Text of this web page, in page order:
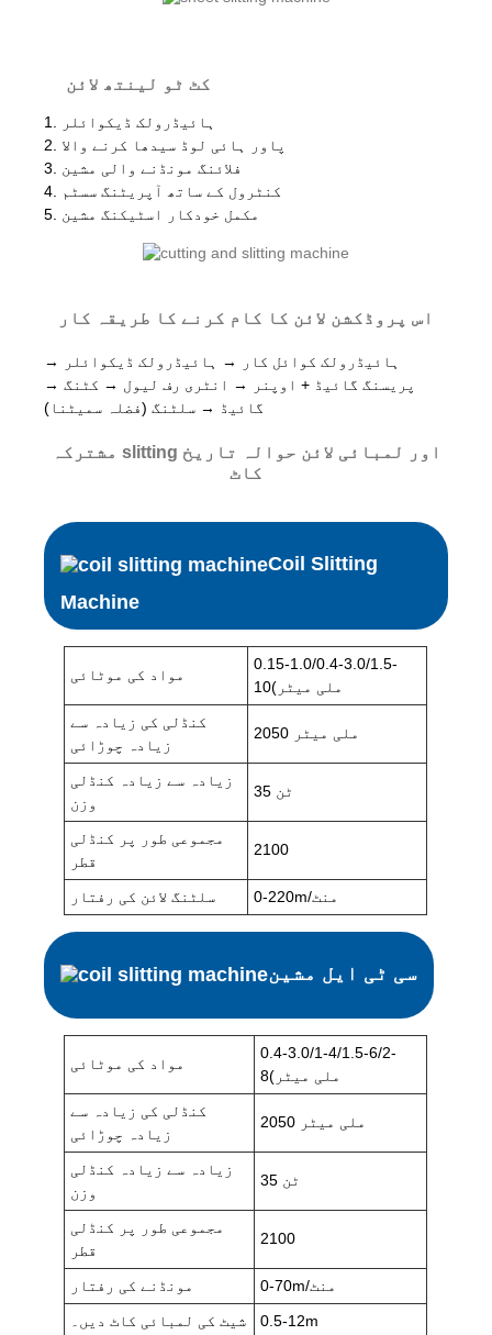
کٹ ٹو لینتھ لائن
1. ہائیڈرولک ڈیکوائلر
2. پاور ہائی لوڈ سیدھا کرنے والا
3. فلائنگ مونڈنے والی مشین
5. مکمل خودکار اسٹیکنگ مشین
اس پروڈکشن لائن کا کام کرنے کا طریقہ کار
ہائیڈرولک کوائل کار → ہائیڈرولک ڈیکوائلر →
پریسنگ گائیڈ + اوپنر → انٹری رف لیول → کٹنگ →
گائیڈ → سلٹنگ (فضلہ سمیٹنا)
مشترکہ slitting اور لمبائی لائن حوالہ تاریخ
کاٹ
Coil Slitting
Machine
مواد کی موٹائی
0.15-1.0/0.4-3.0/1.5-
10(ملی میٹر
کنڈلی کی زیادہ سے
زیادہ چوڑائی
2050 ملی میٹر
زیادہ سے زیادہ کنڈلی
وزن
35 ٹن
مجموعی طور پر کنڈلی
قطر
2100
سلٹنگ لائن کی رفتار 0-220m/منٹ
سی ٹی ایل مشین
مواد کی موٹائی
0.4-3.0/1-4/1.5-6/2-
8(ملی میٹر
کنڈلی کی زیادہ سے
زیادہ چوڑائی
2050 ملی میٹر
زیادہ سے زیادہ کنڈلی
وزن
35 ٹن
مجموعی طور پر کنڈلی
قطر
2100
مونڈنے کی رفتار
0-70m/منٹ
شیٹ کی لمبائی کاٹ دیں۔
0.5-12m